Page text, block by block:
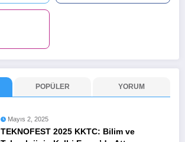
POPÜLER YORUM
Mayıs 2, 2025
TEKNOFEST 2025 KKTC: Bilim ve